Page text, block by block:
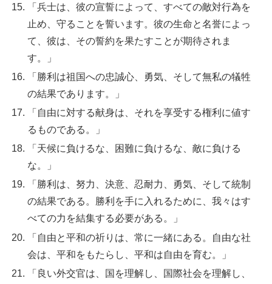
「兵士は、彼の宣誓によって、すべての敵対行為を
止め、守ることを誓います。彼の生命と名誉によっ
て、彼は、その誓約を果たすことが期待されま
す。」
「勝利は祖国への忠誠心、勇気、そして無私の犠牲
の結果であります。」
「自由に対する献身は、それを享受する権利に値す
るものである。」
「天候に負けるな、困難に負けるな、敵に負ける
な。」
「勝利は、努力、決意、忍耐力、勇気、そして統制
の結果である。勝利を手に入れるために、我々はす
べての力を結集する必要がある。」
「自由と平和の祈りは、常に一緒にある。自由な社
会は、平和をもたらし、平和は自由を育む。」
「良い外交官は、国を理解し、国際社会を理解し、